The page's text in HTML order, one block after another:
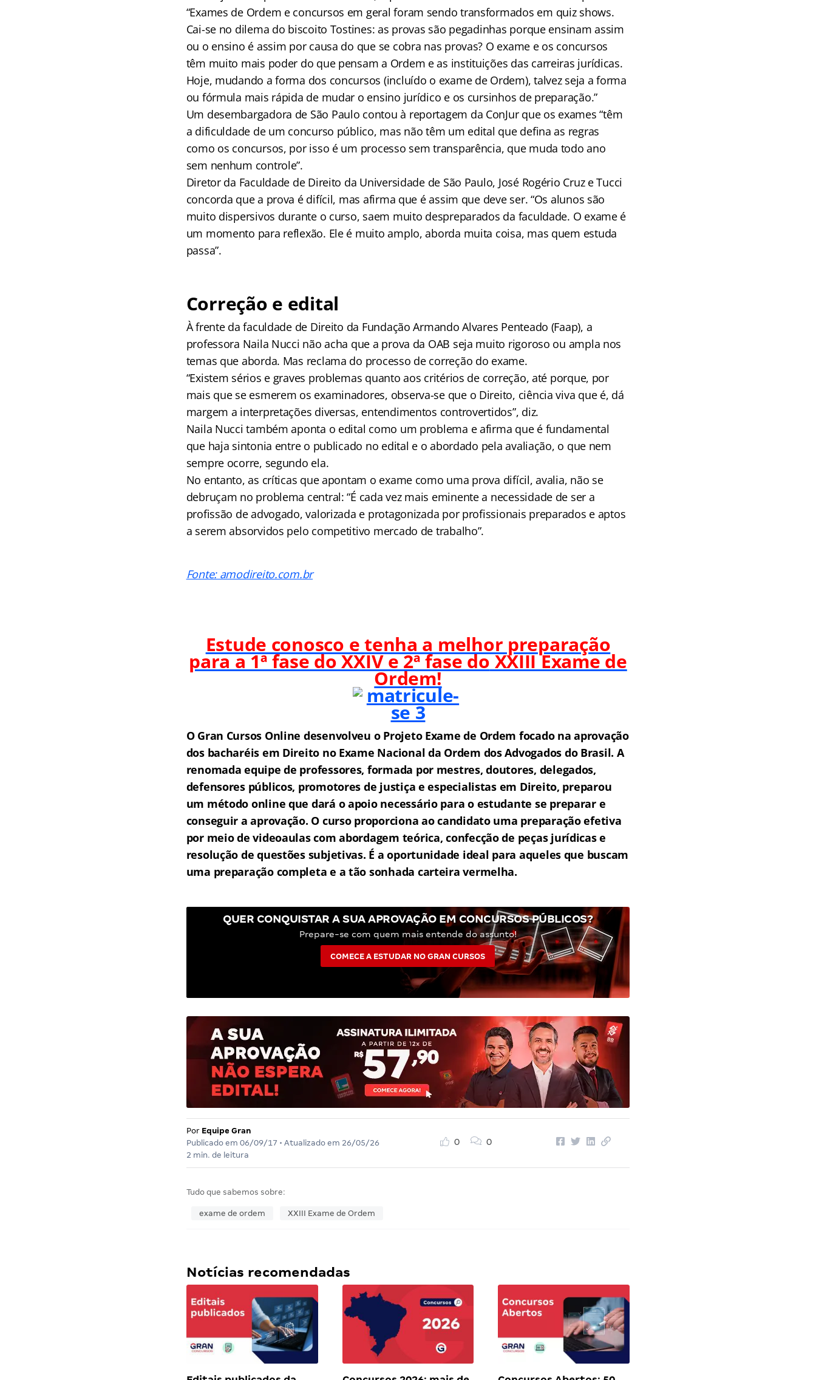
“Exames de Ordem e concursos em geral foram sendo transformados em quiz shows.
Cai-se no dilema do biscoito Tostines: as provas são pegadinhas porque ensinam assim
ou o ensino é assim por causa do que se cobra nas provas? O exame e os concursos
têm muito mais poder do que pensam a Ordem e as instituições das carreiras jurídicas.
Hoje, mudando a forma dos concursos (incluído o exame de Ordem), talvez seja a forma
ou fórmula mais rápida de mudar o ensino jurídico e os cursinhos de preparação.”
Um desembargadora de São Paulo contou à reportagem da ConJur que os exames “têm
a dificuldade de um concurso público, mas não têm um edital que defina as regras
como os concursos, por isso é um processo sem transparência, que muda todo ano
sem nenhum controle”.
Diretor da Faculdade de Direito da Universidade de São Paulo, José Rogério Cruz e Tucci
concorda que a prova é difícil, mas afirma que é assim que deve ser. “Os alunos são
muito dispersivos durante o curso, saem muito despreparados da faculdade. O exame é
um momento para reflexão. Ele é muito amplo, aborda muita coisa, mas quem estuda
passa”.
Correção e edital
À frente da faculdade de Direito da Fundação Armando Alvares Penteado (Faap), a
professora Naila Nucci não acha que a prova da OAB seja muito rigoroso ou ampla nos
temas que aborda. Mas reclama do processo de correção do exame.
“Existem sérios e graves problemas quanto aos critérios de correção, até porque, por
mais que se esmerem os examinadores, observa-se que o Direito, ciência viva que é, dá
margem a interpretações diversas, entendimentos controvertidos”, diz.
Naila Nucci também aponta o edital como um problema e afirma que é fundamental
que haja sintonia entre o publicado no edital e o abordado pela avaliação, o que nem
sempre ocorre, segundo ela.
No entanto, as críticas que apontam o exame como uma prova difícil, avalia, não se
debruçam no problema central: “É cada vez mais eminente a necessidade de ser a
profissão de advogado, valorizada e protagonizada por profissionais preparados e aptos
a serem absorvidos pelo competitivo mercado de trabalho”.
Fonte: amodireito.com.br
Estude conosco e tenha a melhor preparação
para a 1ª fase do XXIV e 2ª fase doXXIII Exame de
Ordem!
O Gran Cursos Online desenvolveu o Projeto Exame de Ordem focado na aprovação
dos bacharéis em Direito no Exame Nacional da Ordem dos Advogados do Brasil. A
renomada equipe de professores, formada por mestres, doutores, delegados,
defensores públicos, promotores de justiça e especialistas em Direito, preparou
um método online que dará o apoio necessário para o estudante se preparar e
conseguir a aprovação. O curso proporciona ao candidato uma preparação efetiva
por meio de videoaulas com abordagem teórica, confecção de peças jurídicas e
resolução de questões subjetivas. É a oportunidade ideal para aqueles que buscam
uma preparação completa e a tão sonhada carteira vermelha.
QUER CONQUISTAR A SUA APROVAÇÃO EM CONCURSOS PÚBLICOS?
Prepare-se com quem mais entende do assunto!
COMECE A ESTUDAR NO GRAN CURSOS
Por Equipe Gran
Publicado em 06/09/17 • Atualizado em 26/05/26
2 min. de leitura
0 0
Tudo que sabemos sobre:
exame de ordem XXIII Exame de Ordem
Notícias recomendadas